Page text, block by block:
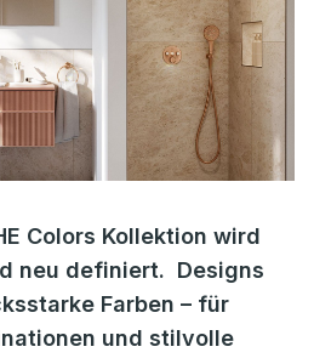
Colors Kollektion wird
neu definiert. Designs
Farben – für
und stilvolle